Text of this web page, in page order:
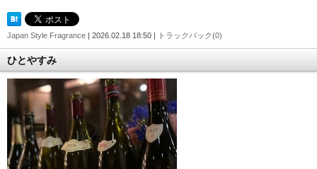
Japan Style Fragrance | 2026.02.18 18:50 | トラックバック(0)
ひとやすみ